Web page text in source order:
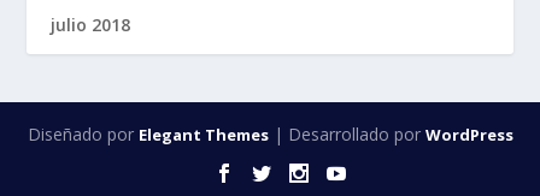
julio 2018
Diseñado por Elegant Themes| Desarrollado por WordPress